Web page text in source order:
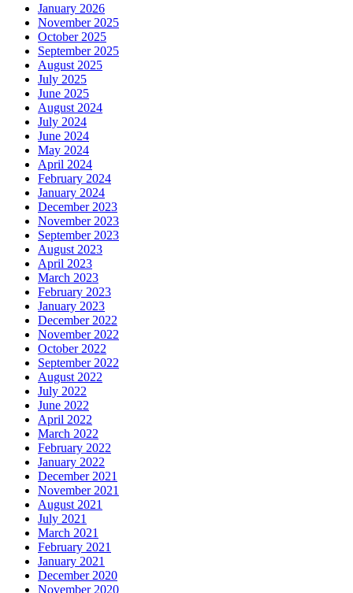
January 2026
November 2025
October 2025
September 2025
August 2025
July 2025
June 2025
August 2024
July 2024
June 2024
May 2024
April 2024
February 2024
January 2024
December 2023
November 2023
September 2023
August 2023
April 2023
March 2023
February 2023
January 2023
December 2022
November 2022
October 2022
September 2022
August 2022
July 2022
June 2022
April 2022
March 2022
February 2022
January 2022
December 2021
November 2021
August 2021
July 2021
March 2021
February 2021
January 2021
December 2020
November 2020